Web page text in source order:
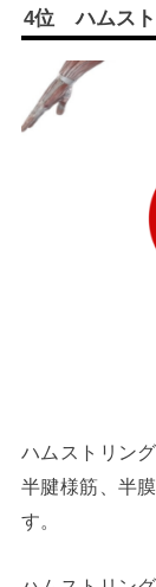
4位 ハムスト
ハムストリン
半腱様筋、半
す。